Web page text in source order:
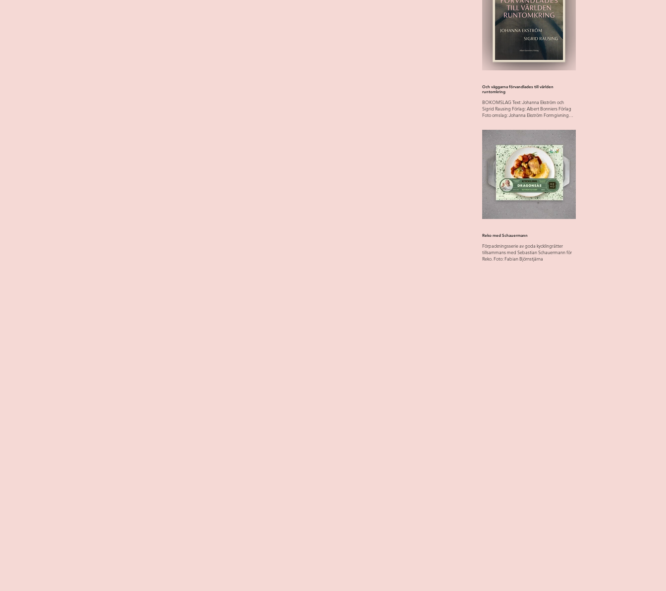
Och väggarna förvandlades till världen
runtomkring
BOKOMSLAG Text: Johanna Ekström och
Sigrid Rausing Förlag: Albert Bonniers Förlag
Foto omslag: Johanna Ekström Formgivning
Reko med Schauermann
Förpackningsserie av goda kycklingrätter
tillsammans med Sebastian Schauermann för
Reko. Foto: Fabian Björnstjärna